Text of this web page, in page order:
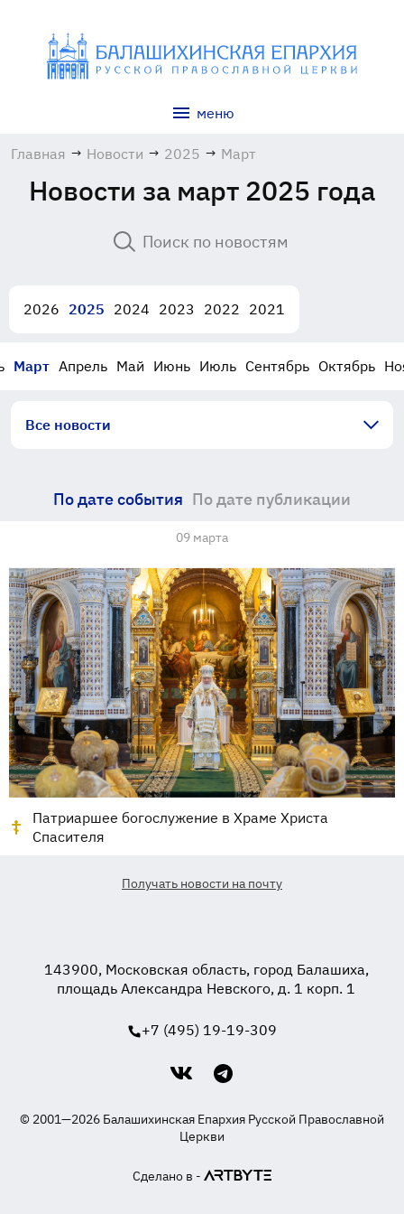
меню
Главная → Новости → 2025 → Март
Новости за март 2025 года
2026 2025 2024 2023 2022 2021
Март Апрель Май Июнь Июль Сентябрь Октябрь
Все новости
По дате события По дате публикации
09 марта
Патриаршее богослужение в Храме Христа
Спасителя
Получать новости на почту
143900, Московская область, город Балашиха,
площадь Александра Невского, д. 1 корп. 1
+7 (495) 19-19-309
© 2001—2026 Балашихинская Епархия Русской Православной
Церкви
Сделано в -